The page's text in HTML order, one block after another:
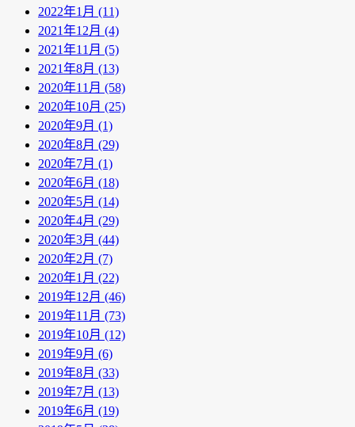
2022年1月 (11)
2021年12月 (4)
2021年11月 (5)
2021年8月 (13)
2020年11月 (58)
2020年10月 (25)
2020年9月 (1)
2020年8月 (29)
2020年7月 (1)
2020年6月 (18)
2020年5月 (14)
2020年4月 (29)
2020年3月 (44)
2020年2月 (7)
2020年1月 (22)
2019年12月 (46)
2019年11月 (73)
2019年10月 (12)
2019年9月 (6)
2019年8月 (33)
2019年7月 (13)
2019年6月 (19)